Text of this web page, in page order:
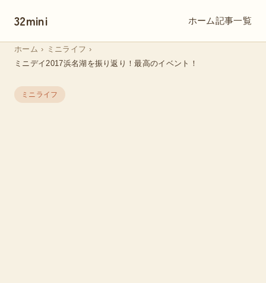
32mini ホーム記事一覧
ホーム › ミニライフ ›
ミニデイ2017浜名湖を振り返り！最高のイベント！
ミニライフ